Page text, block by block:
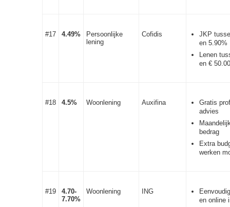
#17 4.49%
Persoonlijke
lening
Cofidis
JKP
en 5.90%
Lenen
en €
#18 4.5% Woonlening Auxifina
Gratis
advies
bedrag
Extra
werken
#19
4.70-
7.70%
Woonlening ING
en online